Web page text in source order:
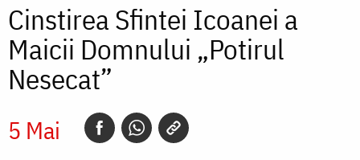
Cinstirea Sfintei Icoanei a
Maicii Domnului „Potirul
Nesecat”
5 Mai